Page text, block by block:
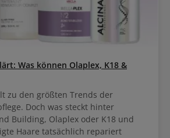
Was können Olaplex, K18 &
zu den größten Trends der
Doch was steckt hinter
Building, Olaplex oder K18 und
Haare tatsächlich repariert